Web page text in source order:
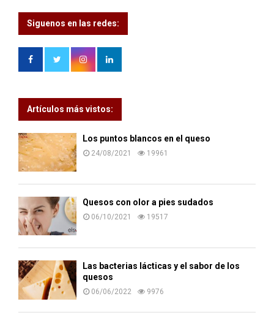
Siguenos en las redes:
Artículos más vistos:
Los puntos blancos en el queso
24/08/2021 19961
Quesos con olor a pies sudados
06/10/2021 19517
Las bacterias lácticas y el sabor de los
quesos
06/06/2022 9976